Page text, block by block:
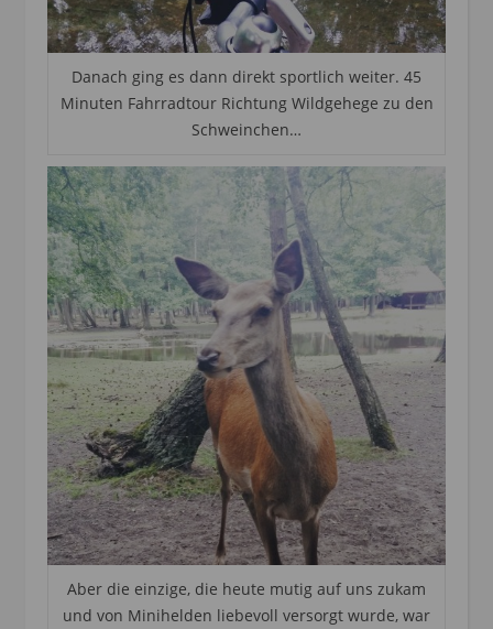
Danach ging es dann direkt sportlich weiter. 45
Minuten Fahrradtour Richtung Wildgehege zu den
Schweinchen…
Aber die einzige, die heute mutig auf uns zukam
und von Minihelden liebevoll versorgt wurde, war